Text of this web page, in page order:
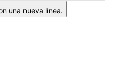
una nueva línea.